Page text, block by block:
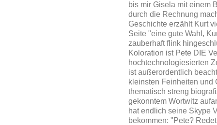
bis mir Gisela mit einem
durch die Rechnung
Geschichte erzählt Kurt
Seite "eine gute Wahl,
zauberhaft flink
Koloration ist Pete DIE
hochtechnologiesierten
ist außerordentlich
kleinsten Feinheiten und
thematisch streng
gekonntem Wortwitz
hat endlich seine Skype
bekommen: "Pete?